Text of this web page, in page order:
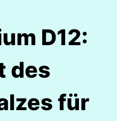
D12:
des
für